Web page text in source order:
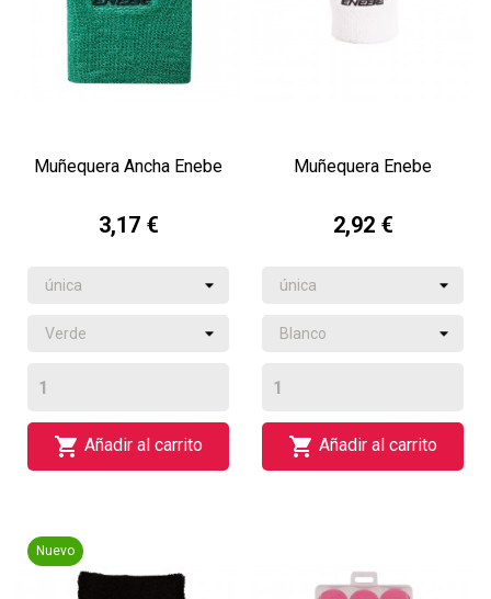
Muñequera Ancha Enebe
3,17 €
 Añadir al carrito
Muñequera Enebe
2,92 €
 Añadir al carrito
Nuevo